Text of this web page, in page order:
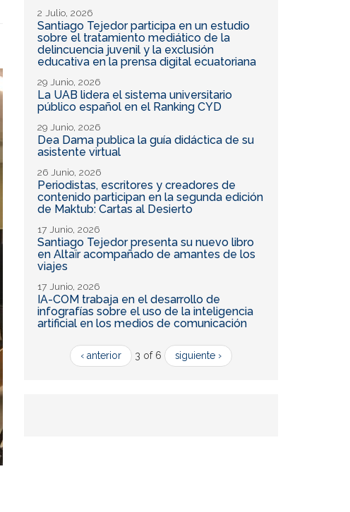
2 Julio, 2026
Santiago Tejedor participa en un estudio
sobre el tratamiento mediático de la
delincuencia juvenil y la exclusión
educativa en la prensa digital ecuatoriana
29 Junio, 2026
La UAB lidera el sistema universitario
público español en el Ranking CYD
29 Junio, 2026
Dea Dama publica la guía didáctica de su
asistente virtual
26 Junio, 2026
Periodistas, escritores y creadores de
contenido participan en la segunda edición
de Maktub: Cartas al Desierto
17 Junio, 2026
Santiago Tejedor presenta su nuevo libro
en Altaïr acompañado de amantes de los
viajes
17 Junio, 2026
IA-COM trabaja en el desarrollo de
infografías sobre el uso de la inteligencia
artificial en los medios de comunicación
‹ anterior 3 of 6 siguiente ›